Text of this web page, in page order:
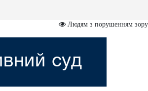
Людям з порушенням зору
суд